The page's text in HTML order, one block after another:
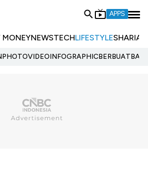
APPS
MONEYNEWSTECHLIFESTYLESHARIA
PHOTOVIDEOINFOGRAPHIC